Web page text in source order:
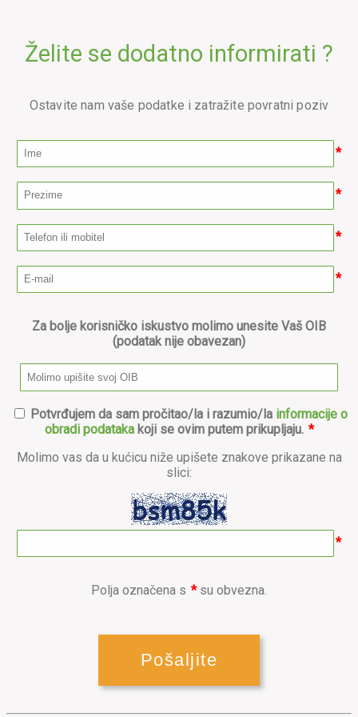
Želite se dodatno informirati ?
Ostavite nam vaše podatke i zatražite povratni poziv
*
*
*
*
Za bolje korisničko iskustvo molimo unesite Vaš OIB
(podatak nije obavezan)
Potvrđujem da sam pročitao/la i razumio/la informacije o
obradi podatakakoji se ovim putem prikupljaju. *
Molimo vas da u kućicu niže upišete znakove prikazane na
slici:
*
Polja označena s *su obvezna.